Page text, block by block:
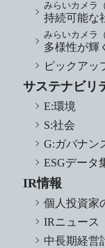
みらいカメラ
持続可能な
みらいカメラ
多様性が輝
ピックアッ
サステナビリ
E:環境
S:社会
G:ガバナン
ESGデータ
IR情報
個人投資家
IRニュース
中長期経営